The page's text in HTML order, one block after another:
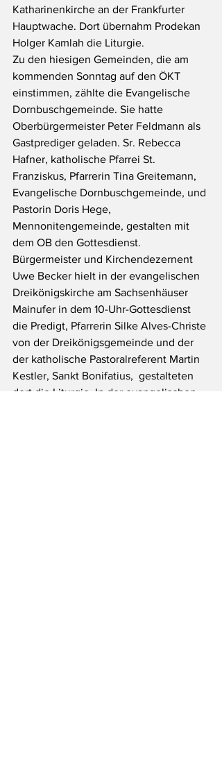
Katharinenkirche an der Frankfurter
Hauptwache. Dort übernahm Prodekan
Holger Kamlah die Liturgie.
Zu den hiesigen Gemeinden, die am
kommenden Sonntag auf den ÖKT
einstimmen, zählte die Evangelische
Dornbuschgemeinde. Sie hatte
Oberbürgermeister Peter Feldmann als
Gastprediger geladen. Sr. Rebecca
Hafner, katholische Pfarrei St.
Franziskus, Pfarrerin Tina Greitemann,
Evangelische Dornbuschgemeinde, und
Pastorin Doris Hege,
Mennonitengemeinde, gestalten mit
dem OB den Gottesdienst.
Bürgermeister und Kirchendezernent
Uwe Becker hielt in der evangelischen
Dreikönigskirche am Sachsenhäuser
Mainufer in dem 10-Uhr-Gottesdienst
die Predigt, Pfarrerin Silke Alves-Christe
von der Dreikönigsgemeinde und der
der katholische Pastoralreferent Martin
Kestler, Sankt Bonifatius,  gestalteten
dort die Liturgie. In der evangelischen